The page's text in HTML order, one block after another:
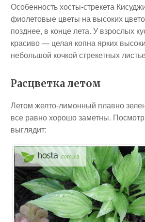
Особенность хосты-стрекета
фиолетовые цветы на высоких
позднее, в конце лета. У взрослых
красиво — целая копна ярких
небольшой кочкой стрекетных
Расцветка летом
Летом желто-лимонный плавно
все равно хорошо заметны.
выглядит: